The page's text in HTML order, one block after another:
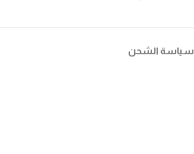
سياسة الشحن